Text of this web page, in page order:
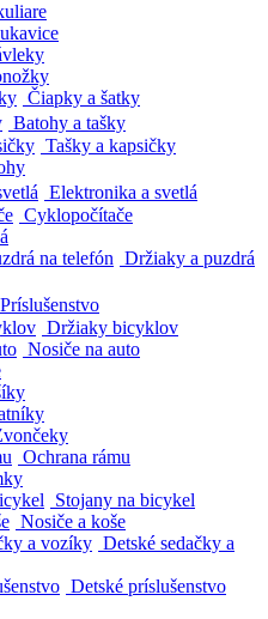
Čiapky a šatky
Batohy a tašky
Tašky a kapsičky
Elektronika a svetlá
Cyklopočítače
Držiaky a puzdrá
Príslušenstvo
Držiaky bicyklov
Nosiče na auto
Ochrana rámu
Stojany na bicykel
Nosiče a koše
Detské sedačky a
Detské príslušenstvo